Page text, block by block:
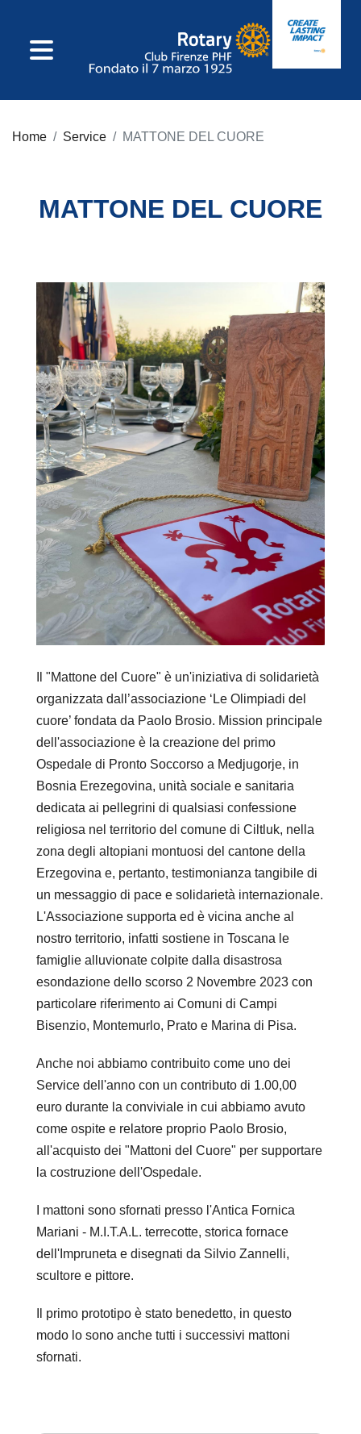
Incarichi Di Club
Incarichi
Distrettuali
Statuto E
Regolamento
STORIA
La Storia Del Club
Rotaract Firenze
PHF
PHF
EVENTI
Prossimi Incontri
Serate Rotariane
Riunioni Distrettuali
INIZIATIVE
Premi
CONTATTI
Home Service MATTONE DEL CUORE
MATTONE DEL CUORE
Il "Mattone del Cuore" è un'iniziativa di solidarietà
organizzata dall’associazione ‘Le Olimpiadi del
cuore’ fondata da Paolo Brosio. Mission principale
dell'associazione è la creazione del primo
Ospedale di Pronto Soccorso a Medjugorje, in
Bosnia Erezegovina, unità sociale e sanitaria
dedicata ai pellegrini di qualsiasi confessione
religiosa nel territorio del comune di Ciltluk, nella
zona degli altopiani montuosi del cantone della
Erzegovina e, pertanto, testimonianza tangibile di
un messaggio di pace e solidarietà internazionale.
L'Associazione supporta ed è vicina anche al
nostro territorio, infatti sostiene in Toscana le
famiglie alluvionate colpite dalla disastrosa
esondazione dello scorso 2 Novembre 2023 con
particolare riferimento ai Comuni di Campi
Bisenzio, Montemurlo, Prato e Marina di Pisa.
Anche noi abbiamo contribuito come uno dei
Service dell'anno con un contributo di 1.00,00
euro durante la conviviale in cui abbiamo avuto
come ospite e relatore proprio Paolo Brosio,
all'acquisto dei "Mattoni del Cuore" per supportare
la costruzione dell'Ospedale.
I mattoni sono sfornati presso l'Antica Fornica
Mariani - M.I.T.A.L. terrecotte, storica fornace
dell'Impruneta e disegnati da Silvio Zannelli,
scultore e pittore.
Il primo prototipo è stato benedetto, in questo
modo lo sono anche tutti i successivi mattoni
sfornati.